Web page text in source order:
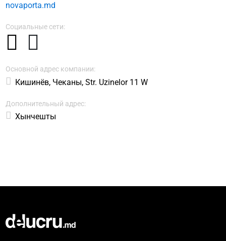
novaporta.md
Социальные сети:
Основной адрес компании:
Кишинёв, Чеканы, Str. Uzinelor 11 W
Дополнительный адрес:
Хынчешты